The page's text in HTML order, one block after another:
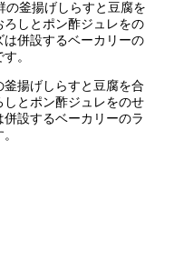
揚げしらすと豆腐を合
とポン酢ジュレをのせ
設するベーカリーのラ